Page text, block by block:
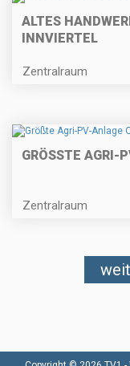
ALTES
INNVIERTEL
Zentralraum
GRÖSSTE AGRI-
Zentralraum